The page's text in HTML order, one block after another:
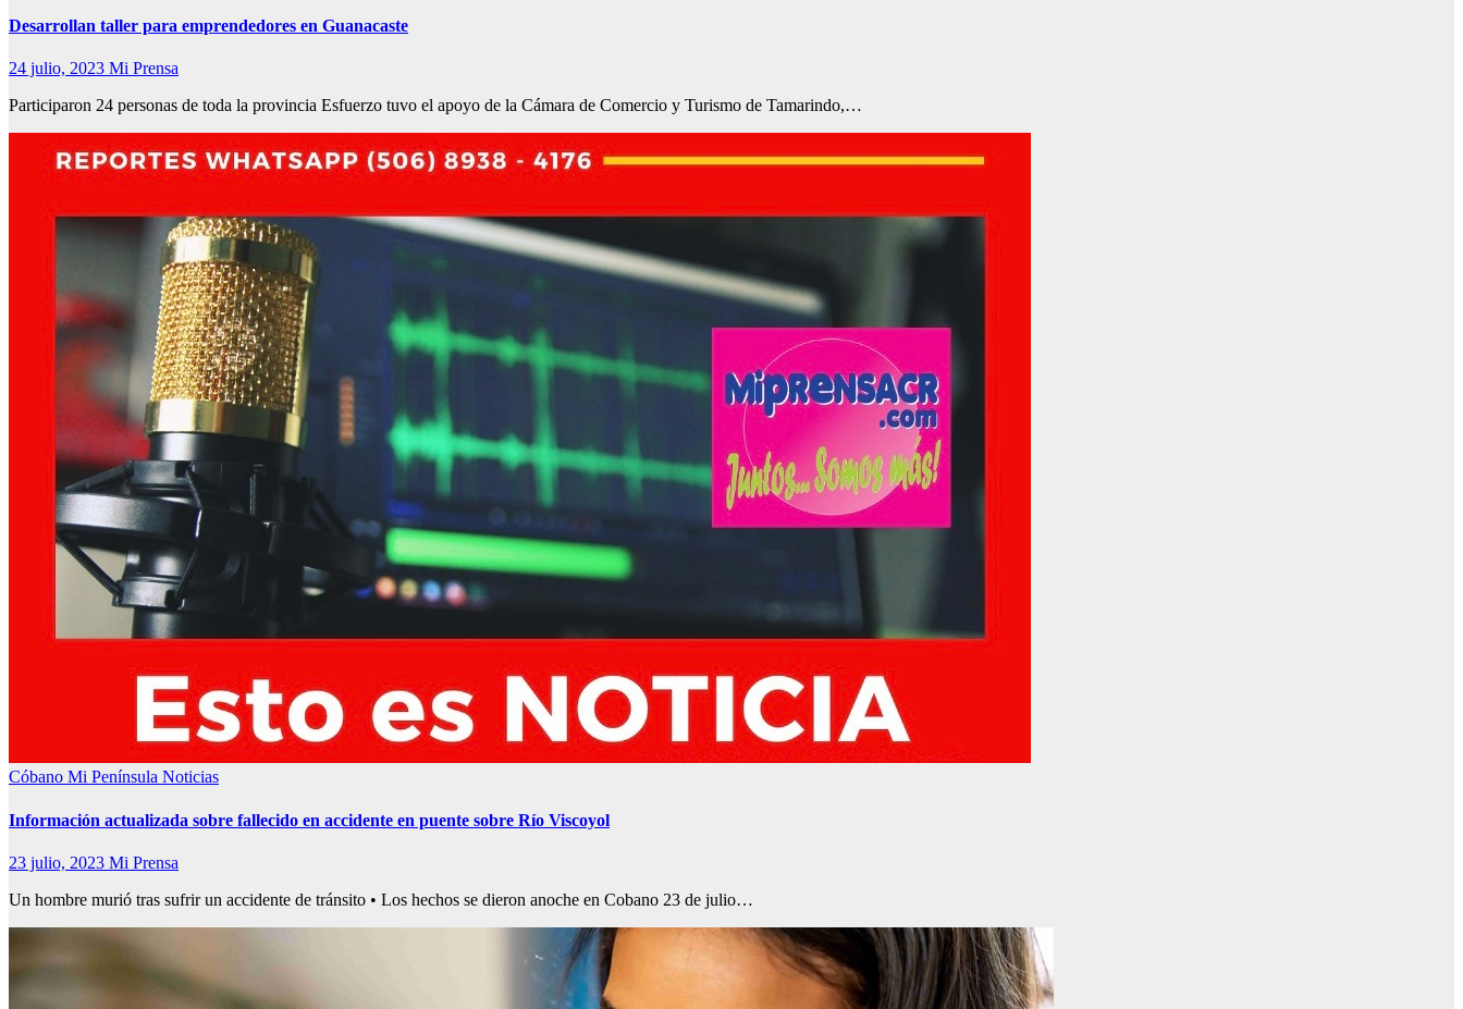
Desarrollan taller para emprendedores en Guanacaste
24 julio, 2023 Mi Prensa
Participaron 24 personas de toda la provincia Esfuerzo tuvo el apoyo de la Cámara de Comercio y Turismo de Tamarindo,…
Cóbano Mi Península Noticias
Información actualizada sobre fallecido en accidente en puente sobre Río Viscoyol
23 julio, 2023 Mi Prensa
Un hombre murió tras sufrir un accidente de tránsito • Los hechos se dieron anoche en Cobano 23 de julio…